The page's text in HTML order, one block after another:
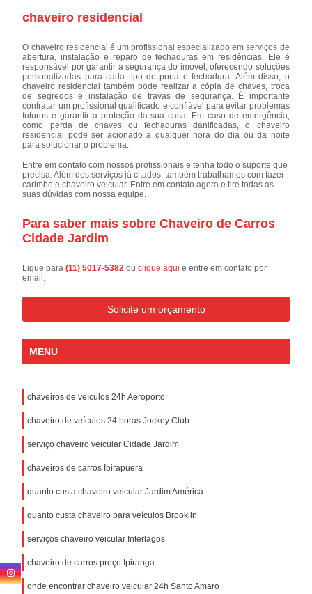
chaveiro residencial
O chaveiro residencial é um profissional especializado em serviços de
abertura, instalação e reparo de fechaduras em residências. Ele é
responsável por garantir a segurança do imóvel, oferecendo soluções
personalizadas para cada tipo de porta e fechadura. Além disso, o
chaveiro residencial também pode realizar a cópia de chaves, troca
de segredos e instalação de travas de segurança. É importante
contratar um profissional qualificado e confiável para evitar problemas
futuros e garantir a proteção da sua casa. Em caso de emergência,
como perda de chaves ou fechaduras danificadas, o chaveiro
residencial pode ser acionado a qualquer hora do dia ou da noite
para solucionar o problema.
Entre em contato com nossos profissionais e tenha todo o suporte que
precisa. Além dos serviços já citados, também trabalhamos com fazer
carimbo e chaveiro veicular. Entre em contato agora e tire todas as
suas dúvidas com nossa equipe.
Para saber mais sobre Chaveiro de Carros
Cidade Jardim
Ligue para(11) 5017-5382ouclique aqui e entre em contato por
email.
Solicite um orçamento
MENU
chaveiros de veículos 24h Aeroporto
chaveiro de veículos 24 horas Jockey Club
serviço chaveiro veicular Cidade Jardim
chaveiros de carros Ibirapuera
quanto custa chaveiro veicular Jardim América
quanto custa chaveiro para veículos Brooklin
serviços chaveiro veicular Interlagos
chaveiro de carros preço Ipiranga
onde encontrar chaveiro veicular 24h Santo Amaro